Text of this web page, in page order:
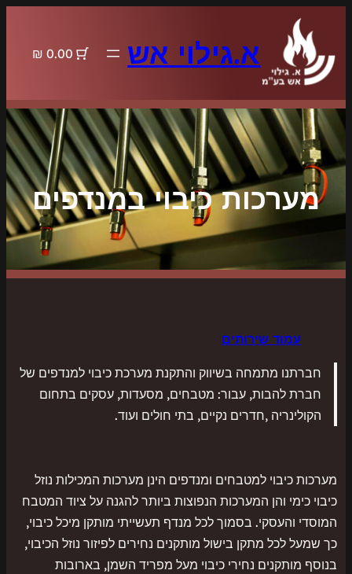
א.גילוי אש 0.00 ₪
מערכות כיבוי במנדפים
עמוד שירותים
חברתנו מתמחה בשיווק והתקנת מערכת כיבוי למנדפים של
חברת להבות, עבור: מטבחים, מסעדות, עסקים בתחום
הקולינריה ,חדרים נקיים, בתי חולים ועוד.
מערכות כיבוי למטבחים ומנדפים הינן מערכות המכילות נוזל
כיבוי כימי והן המערכות הנפוצות ביותר להגנה על ציוד המטבח
המוסדי והעסקי. בסמוך לכל מנדף תעשייתי מותקן מיכל כיבוי,
כך שמעל לכל מתקן בישול מותקנים נחירים לפיזור נוזל הכיבוי,
בנוסף מותקנים נחירי כיבוי מעל מפריד השמן, בארובות